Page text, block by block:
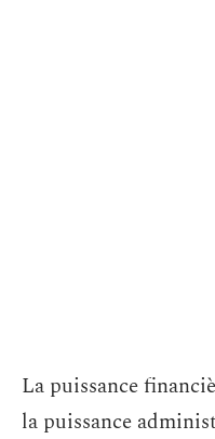
La puissance
la puissance